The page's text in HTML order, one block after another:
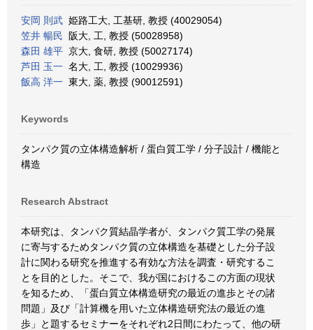
安岡 則武 姫路工大, 工基研, 教授 (40029054)
笠井 暢民 阪大, 工, 教授 (50028958)
森田 雄平 京大, 食研, 教授 (50027174)
芦田 玉一 名大, 工, 教授 (10029936)
飯高 洋一 東大, 薬, 教授 (90012591)
Keywords
タンパク質の立体構造解析 / 蛋白質工学 / 分子設計 / 機能と
構造
Research Abstract
本研究は、タンパク質結晶学者が、タンパク質工学の発展
に寄与するためタンパク質の立体構造を基礎とした分子設
計に関わる研究を推進する有効な方法を調査・研究するこ
とを目的とした。そこで、我が国におけるこの方面の現状
を知るため、「蛋白質立体構造研究の最近の進歩とその諸
問題」及び「計算機を用いた立体構造研究法の最近の進
歩」と題するセミナーをそれぞれ2日間にわたって、他の研